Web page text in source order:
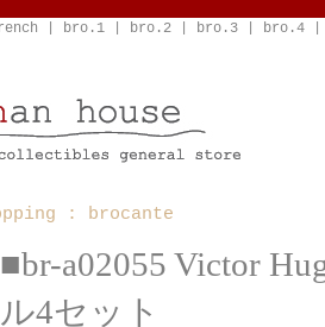
bro.1| bro.2| bro.3| bro.4
: brocante
■br-a02055 Victor
ル4セット